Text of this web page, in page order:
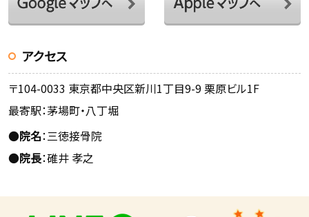
アクセス
〒104-0033 東京都中央区新川1丁目9-9 栗原ビル1F
最寄駅：茅場町・八丁堀
●院名：三徳接骨院
●院長：碓井 孝之